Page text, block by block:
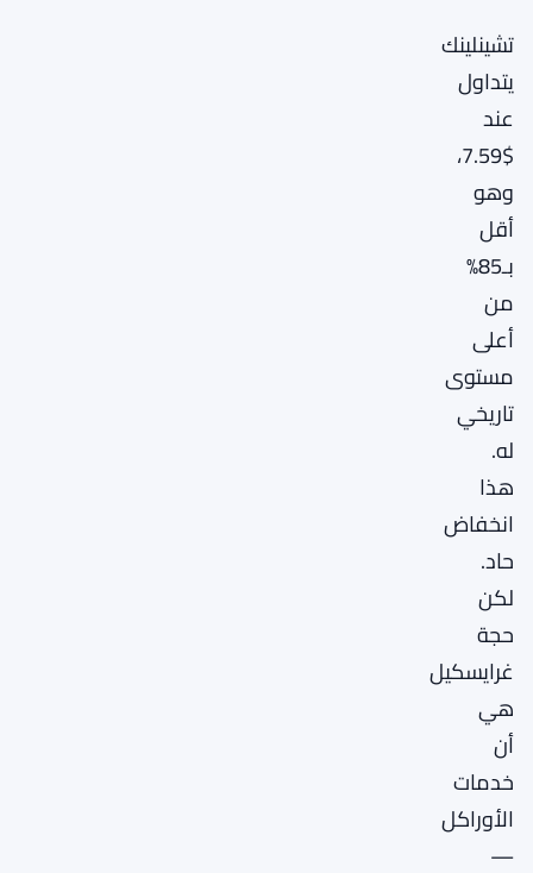
تشينلينك
يتداول
عند
$7.59،
وهو
أقل
بـ85%
من
أعلى
مستوى
تاريخي
له.
هذا
انخفاض
حاد.
لكن
حجة
غرايسكيل
هي
أن
خدمات
الأوراكل
—